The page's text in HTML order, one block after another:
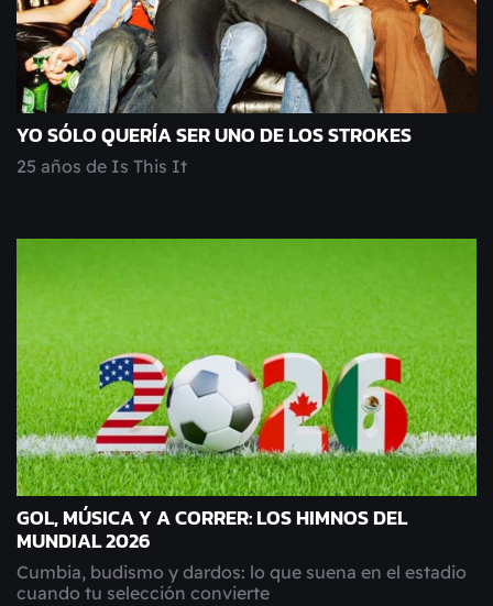
YO SÓLO QUERÍA SER UNO DE LOS STROKES
25 años de Is This It
GOL, MÚSICA Y A CORRER: LOS HIMNOS DEL
MUNDIAL 2026
Cumbia, budismo y dardos: lo que suena en el estadio
cuando tu selección convierte